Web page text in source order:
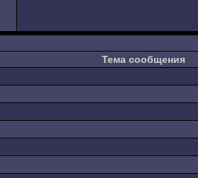
Тема сообщения